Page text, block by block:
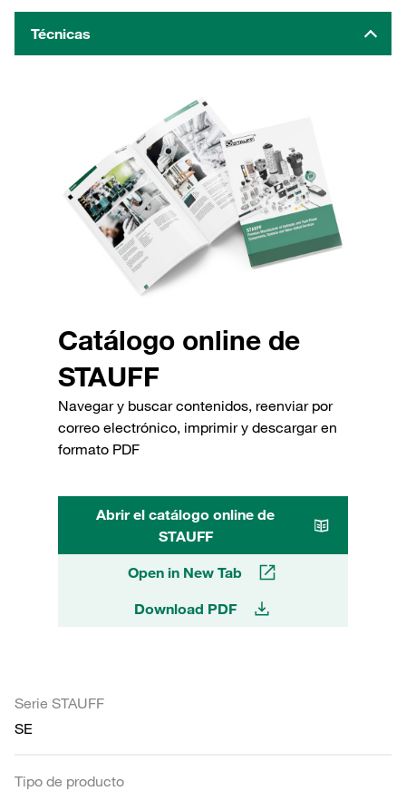
Técnicas
Catálogo online de
STAUFF
Navegar y buscar contenidos, reenviar por
correo electrónico, imprimir y descargar en
formato PDF
Abrir el catálogo online de
STAUFF
Open in New Tab
Download PDF
Serie STAUFF
SE
Tipo de producto